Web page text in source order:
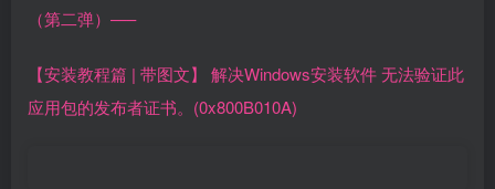
（第二弹）—–
【安装教程篇 | 带图文】 解决Windows安装软件 无法验证此
应用包的发布者证书。(0x800B010A)